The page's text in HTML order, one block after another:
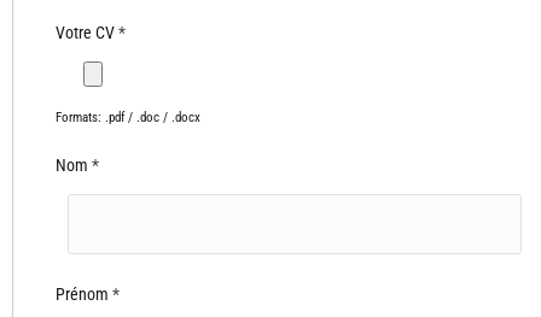
Votre CV*
Nom *
Prénom *